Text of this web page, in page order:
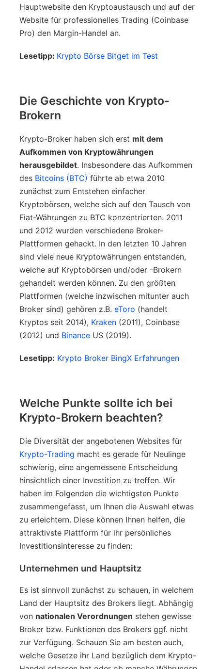
Hauptwebsite den Kryptoaustausch und auf der
Website für professionelles Trading (Coinbase
Pro) den Margin-Handel an.
Lesetipp: Krypto Börse Bitget im Test
Die Geschichte von Krypto-
Brokern
Krypto-Broker haben sich erst mit dem
Aufkommen von Kryptowährungen
herausgebildet. Insbesondere das Aufkommen
des Bitcoins (BTC) führte ab etwa 2010
zunächst zum Entstehen einfacher
Kryptobörsen, welche sich auf den Tausch von
Fiat-Währungen zu BTC konzentrierten. 2011
und 2012 wurden verschiedene Broker-
Plattformen gehackt. In den letzten 10 Jahren
sind viele neue Kryptowährungen entstanden,
welche auf Kryptobörsen und/oder -Brokern
gehandelt werden können. Zu den größten
Plattformen (welche inzwischen mitunter auch
Broker sind) gehören z.B. eToro (handelt
Kryptos seit 2014), Kraken (2011), Coinbase
(2012) und Binance US (2019).
Lesetipp: Krypto Broker BingX Erfahrungen
Welche Punkte sollte ich bei
Krypto-Brokern beachten?
Die Diversität der angebotenen Websites für
Krypto-Trading macht es gerade für Neulinge
schwierig, eine angemessene Entscheidung
hinsichtlich einer Investition zu treffen. Wir
haben im Folgenden die wichtigsten Punkte
zusammengefasst, um Ihnen die Auswahl etwas
zu erleichtern. Diese können Ihnen helfen, die
attraktivste Plattform für ihr persönliches
Investitionsinteresse zu finden:
Unternehmen und Hauptsitz
Es ist sinnvoll zunächst zu schauen, in welchem
Land der Hauptsitz des Brokers liegt. Abhängig
von nationalen Verordnungen stehen gewisse
Broker bzw. Funktionen des Brokers ggf. nicht
zur Verfügung. Schauen Sie am besten auch,
welche Gesetze ihr Land bezüglich dem Krypto-